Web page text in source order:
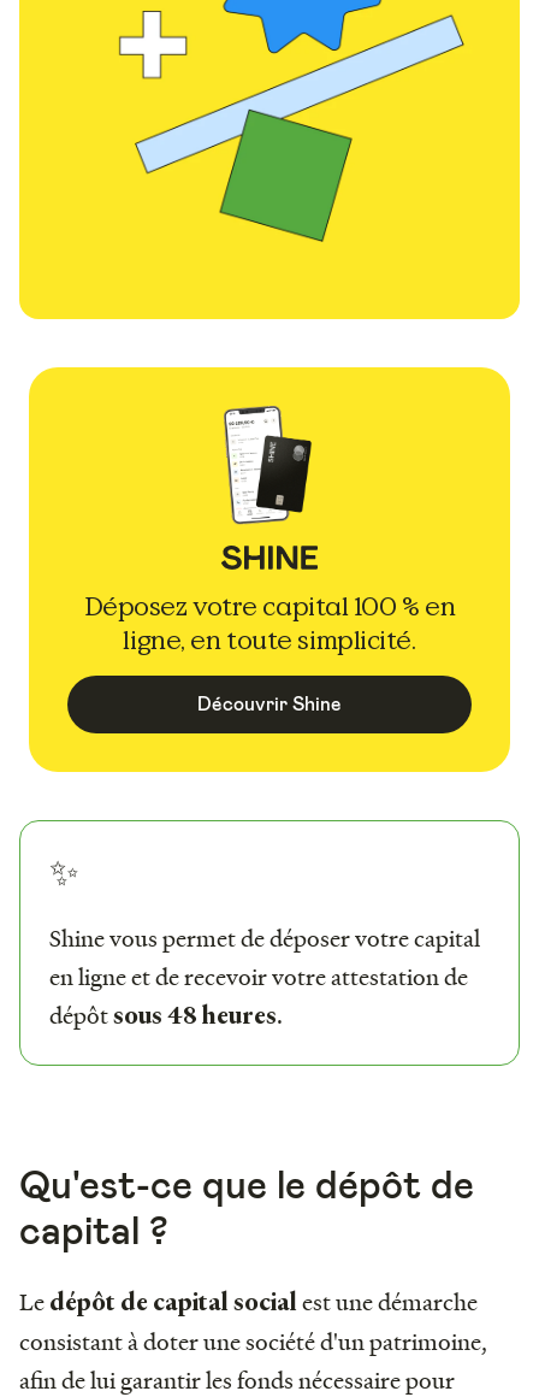
Déposez votre capital 100 % en
ligne, en toute simplicité.
Découvrir Shine
✨
Shine vous permet de déposer votre capital
en ligne et de recevoir votre attestation de
dépôtsous 48 heures.
Qu'est-ce que le dépôt de
capital ?
Le dépôt de capital social est une démarche
consistant à doter une société d'un patrimoine,
afin de lui garantir les fonds nécessaire pour